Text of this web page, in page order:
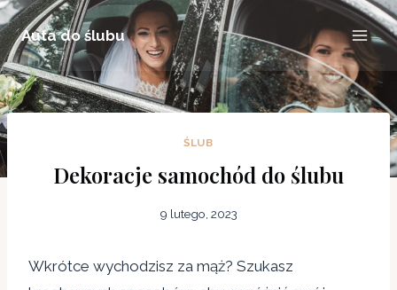
Przejdź
do
treści
Auta do ślubu
ŚLUB
Dekoracje samochód do ślubu
9 lutego, 2023
Wkrótce wychodzisz za mąż? Szukasz